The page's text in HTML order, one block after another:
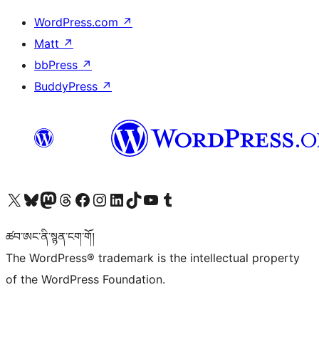
WordPress.com ↗
Matt ↗
bbPress ↗
BuddyPress ↗
Visit our X (formerly Twitter) account
Visit our Bluesky account
Visit our Mastodon account
Visit our Threads account
Visit our Facebook page
Visit our Instagram account
Visit our LinkedIn account
Visit our TikTok account
Visit our YouTube channel
Visit our Tumblr account
ཚབ་ཨང་ནི་སྙན་ངག་གོ།
The WordPress® trademark is the intellectual property
of the WordPress Foundation.